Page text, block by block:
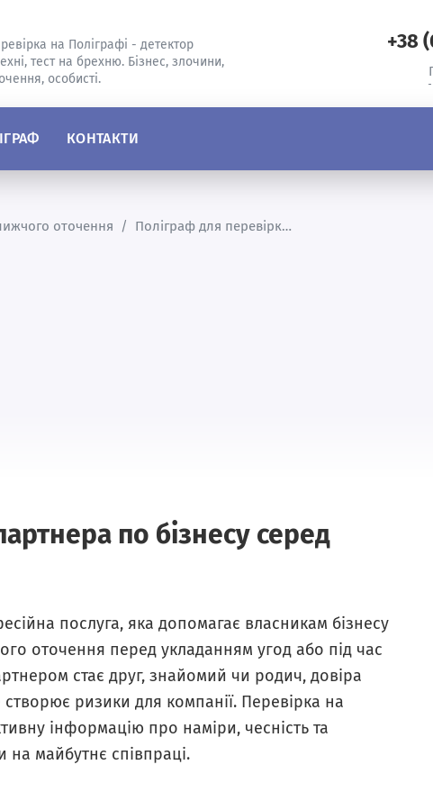
на Поліграфі - детектор
тест на брехню. Бізнес, злочини,
особисті.
+38
КОНТАКТИ
оточення / Поліграф для перевірки партнера по бізнесу серед близьких
по бізнесу серед
послуга, яка допомагає власникам бізнесу
оточення перед укладанням угод або під час
стає друг, знайомий чи родич, довіра
ризики для компанії. Перевірка на
інформацію про наміри, чесність та
на майбутнє співпраці.